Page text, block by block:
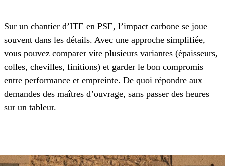
Sur un chantier d’ITE en PSE, l’impact carbone se joue
souvent dans les détails. Avec une approche simplifiée,
vous pouvez comparer vite plusieurs variantes (épaisseurs,
colles, chevilles, finitions) et garder le bon compromis
entre performance et empreinte. De quoi répondre aux
demandes des maîtres d’ouvrage, sans passer des heures
sur un tableur.